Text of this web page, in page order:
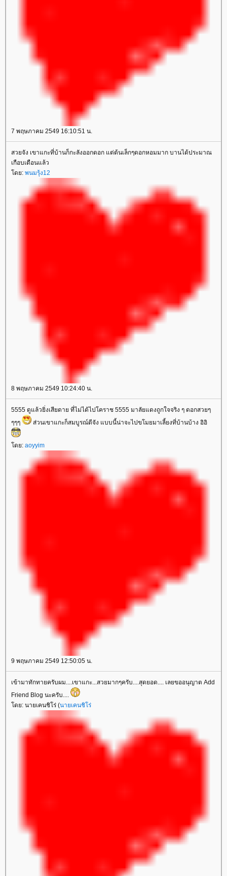
7 พฤษภาคม 2549 16:10:51 น.
สวยจัง เขาแกะที่บ้านก็กะลังออกดอก แต่ต้นเล็กๆดอกหอมมาก บานได้ประมาณ
เกือบเดือนแล้ว
ดย: พนมรุ้ง12
8 พฤษภาคม 2549 10:24:40 น.
5555 ดูแล้วยิ่งเสียดาย ที่ไม่ได้ไปโคราช 5555 มาลัยแดงถูกใจจริง ๆ ดอกสวยๆ
ๆๆๆ
ส่วนเขาแกะก็สมบูรณ์ดีจัง แบบนี้น่าจะไปขโมยมาเลี้ยงที่บ้านบ้าง อิอิ
ดย: aoyyim
9 พฤษภาคม 2549 12:50:05 น.
เข้ามาทักทายครับผม....เขาแกะ...สวยมากๆครับ....สุดยอด.... เลยขออนุญาต Add
Friend Blog นะครับ....
ดย: นายเคนชิโร่ (นายเคนชิโร่